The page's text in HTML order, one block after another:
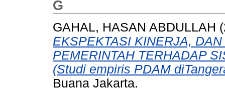
G
GAHAL, HASAN ABDULLAH
EKSPEKTASI KINERJA,
PEMERINTAH TERHADAP
(Studi empiris PDAM
Buana Jakarta.